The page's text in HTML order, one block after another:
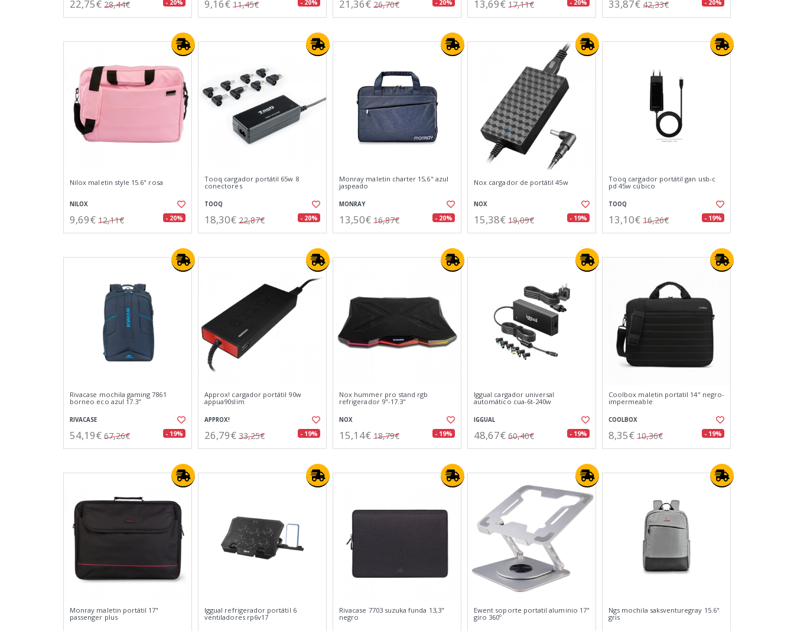
22,75€ 28,44€ - 20% 9,16€ 11,45€ - 20% 21,36€ 26,70€ - 20% 13,69€ 17,11€ - 20% 33,87€ 42,33€ - 20%
Nilox maletin style 15.6" rosa
NILOX
9,69€ 12,11€ - 20%
Tooq cargador portátil 65w 8
conectores
TOOQ
18,30€ 22,87€ - 20%
Monray maletin charter 15,6" azul
jaspeado
MONRAY
13,50€ 16,87€ - 20%
Nox cargador de portátil 45w
NOX
15,38€ 19,09€ - 19%
Tooq cargador portátil gan usb-c
pd 45w cúbico
TOOQ
13,10€ 16,26€ - 19%
Rivacase mochila gaming 7861
borneo eco azul 17.3"
RIVACASE
54,19€ 67,26€ - 19%
Approx! cargador portátil 90w
appua90slim
APPROX!
26,79€ 33,25€ - 19%
Nox hummer pro stand rgb
refrigerador 9"-17.3"
NOX
15,14€ 18,79€ - 19%
Iggual cargador universal
automático cua-6t-240w
IGGUAL
48,67€ 60,40€ - 19%
Coolbox maletin portatil 14" negro-
impermeable
COOLBOX
8,35€ 10,36€ - 19%
Monray maletin portátil 17"
passenger plus
Iggual refrigerador portátil 6
ventiladores rp6v17
Rivacase 7703 suzuka funda 13,3"
negro
Ewent soporte portatil aluminio 17"
giro 360º
Ngs mochila saksventuregray 15.6"
gris